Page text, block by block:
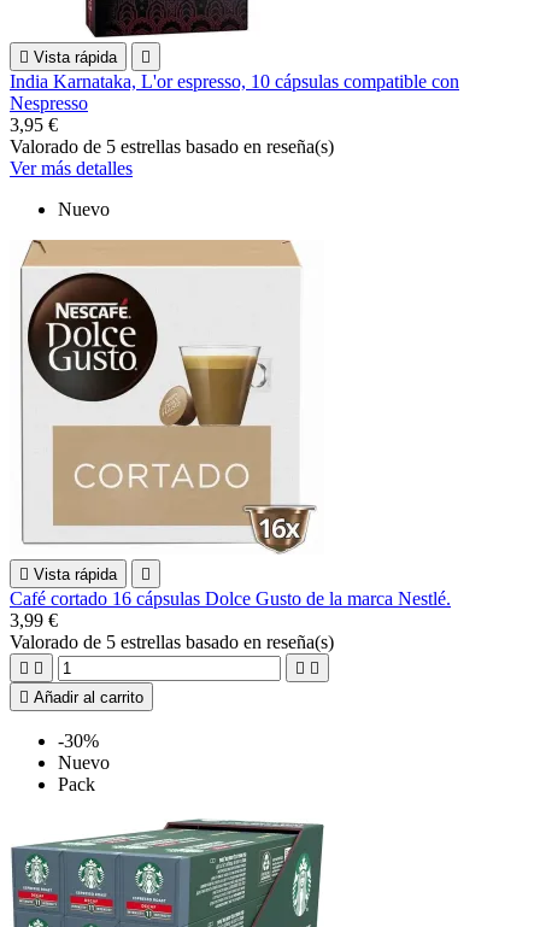
 Vista rápida 
India Karnataka, L'or espresso, 10 cápsulas compatible con
Nespresso
3,95 €
Valorado de 5 estrellas basado en reseña(s)
Ver más detalles
Nuevo
 Vista rápida 
Café cortado 16 cápsulas Dolce Gusto de la marca Nestlé.
3,99 €
Valorado de 5 estrellas basado en reseña(s)
   
 Añadir al carrito
-30%
Nuevo
Pack